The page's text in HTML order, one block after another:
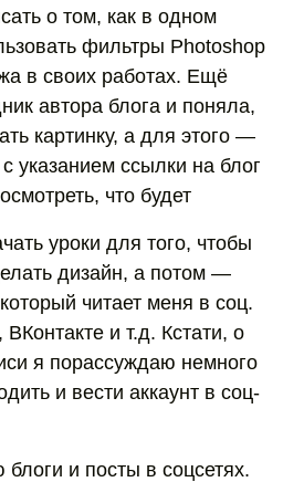
о том, как в одном
фильтры Photoshop
в своих работах. Ещё
автора блога и поняла,
картинку, а для этого —
указанием ссылки на блог
что будет
уроки для того, чтобы
дизайн, а потом —
читает меня в соц.
и т.д. Кстати, о
я порассуждаю немного
и вести аккаунт в соц-
и посты в соцсетях.